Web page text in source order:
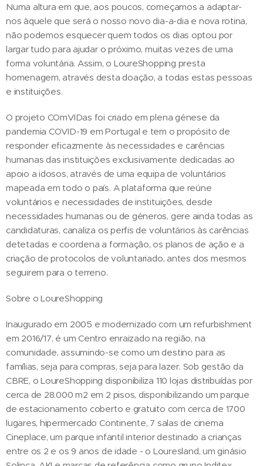
Numa altura em que, aos poucos, começamos a adaptar-
nos àquele que será o nosso novo dia-a-dia e nova rotina,
não podemos esquecer quem todos os dias optou por
largar tudo para ajudar o próximo, muitas vezes de uma
forma voluntária. Assim, o LoureShopping presta
homenagem, através desta doação, a todas estas pessoas
e instituições.
O projeto COmVIDas foi criado em plena génese da
pandemia COVID-19 em Portugal e tem o propósito de
responder eficazmente às necessidades e carências
humanas das instituições exclusivamente dedicadas ao
apoio a idosos, através de uma equipa de voluntários
mapeada em todo o país. A plataforma que reúne
voluntários e necessidades de instituições, desde
necessidades humanas ou de géneros, gere ainda todas as
candidaturas, canaliza os perfis de voluntários às carências
detetadas e coordena a formação, os planos de ação e a
criação de protocolos de voluntariado, antes dos mesmos
seguirem para o terreno.
Sobre o LoureShopping
Inaugurado em 2005 e modernizado com um refurbishment
em 2016/17, é um Centro enraizado na região, na
comunidade, assumindo-se como um destino para as
famílias, seja para compras, seja para lazer. Sob gestão da
CBRE, o LoureShopping disponibiliza 110 lojas distribuídas por
cerca de 28.000 m2 em 2 pisos, disponibilizando um parque
de estacionamento coberto e gratuito com cerca de 1700
lugares, hipermercado Continente, 7 salas de cinema
Cineplace, um parque infantil interior destinado a crianças
entre os 2 e os 9 anos de idade - o Louresland, um ginásio